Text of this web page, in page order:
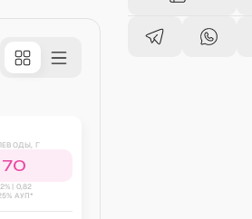
Г
70
% | 0,82
АУП*